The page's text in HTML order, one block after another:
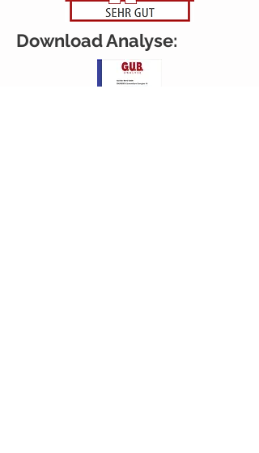
Download Analyse: